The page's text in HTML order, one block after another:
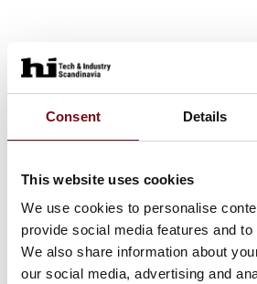
Consent Details
This website uses cookies
We use cookies to personalise
provide social media features and
We also share information about
our social media, advertising and